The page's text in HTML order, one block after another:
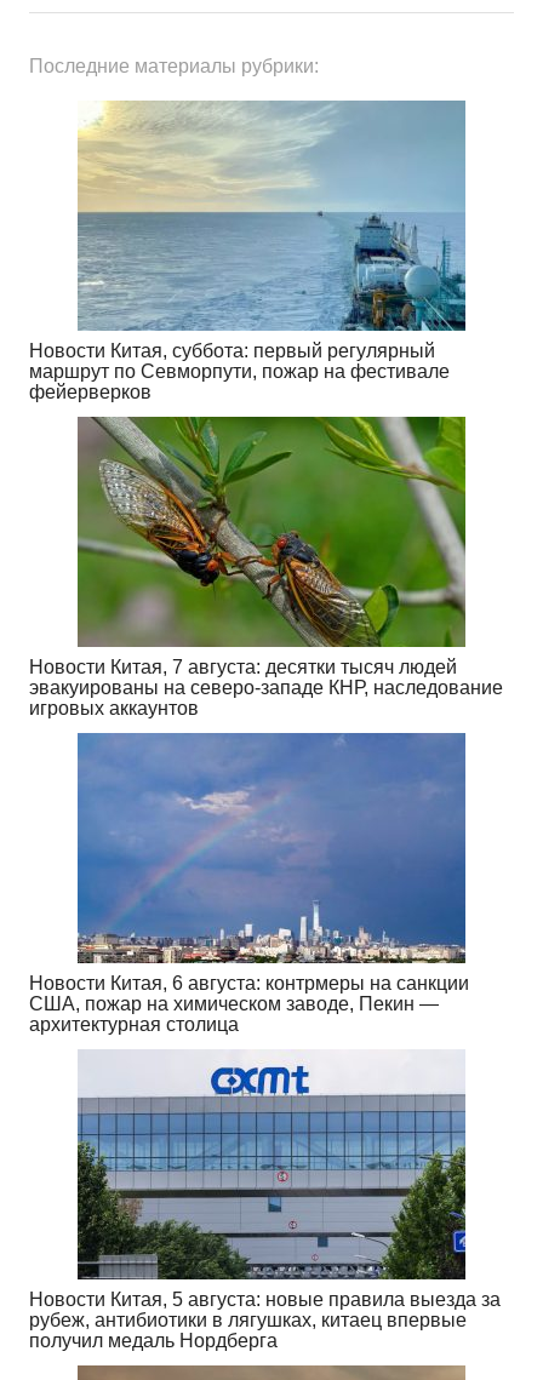
Последние материалы рубрики:
Новости Китая, суббота: первый регулярный
маршрут по Севморпути, пожар на фестивале
фейерверков
Новости Китая, 7 августа: десятки тысяч людей
эвакуированы на северо-западе КНР, наследование
игровых аккаунтов
Новости Китая, 6 августа: контрмеры на санкции
США, пожар на химическом заводе, Пекин —
архитектурная столица
Новости Китая, 5 августа: новые правила выезда за
рубеж, антибиотики в лягушках, китаец впервые
получил медаль Нордберга